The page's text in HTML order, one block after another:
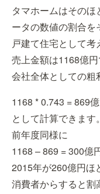
タマホームはその
ータの数値の割合を
戸建て住宅として考
売上金額は1168億
会社全体としての
1168 * 0.743 = 869
として計算できます。
前年度同様に
1168 – 869 = 300億
2015年が260億円ほ
消費者からすると割